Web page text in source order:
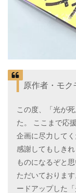
原作者・モク
この度、「光が
た。 ここまで応
企画に尽力して
感謝してもしき
ものになるぞと
ただいておりま
ードアップした